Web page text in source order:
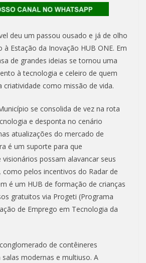
deu um passou ousado e já de olho
Estação da Inovação HUB ONE. Em
de grandes ideias se tornou uma
à tecnologia e celeiro de quem
criatividade como missão de vida.
se consolida de vez na rota
e desponta no cenário
atualizações do mercado de
é um suporte para que
possam alavancar seus
pelos incentivos do Radar de
é um HUB de formação de crianças
gratuitos via Progeti (Programa
de Emprego em Tecnologia da
de contêineres
modernas e multiuso. A